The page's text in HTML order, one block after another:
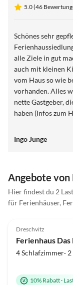
5.0 (46
Schönes sehr
alle Ziele in gut
auch mit kleinen
vom Haus so wie
vorhanden. Alles
nette Gastgeber,
haben (Infos zum
weiterempfehlen!
Ingo Junge
Angebote von
Hier findest du 2
für Ferienhäuser,
Dreschvitz
Ferienhaus Das
4 Schlafzimmer·
10% Rabatt·